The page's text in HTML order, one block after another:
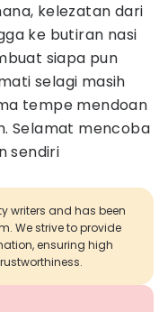
kelezatan dari
ke butiran nasi
siapa pun
selagi masih
tempe mendoan
Selamat mencoba
sendiri
writers and has been
We strive to provide
ensuring high